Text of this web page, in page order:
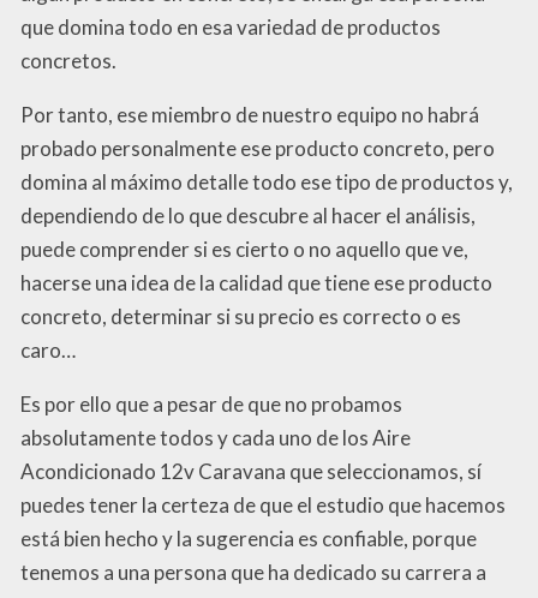
que domina todo en esa variedad de productos
concretos.
Por tanto, ese miembro de nuestro equipo no habrá
probado personalmente ese producto concreto, pero
domina al máximo detalle todo ese tipo de productos y,
dependiendo de lo que descubre al hacer el análisis,
puede comprender si es cierto o no aquello que ve,
hacerse una idea de la calidad que tiene ese producto
concreto, determinar si su precio es correcto o es
caro…
Es por ello que a pesar de que no probamos
absolutamente todos y cada uno de los Aire
Acondicionado 12v Caravana que seleccionamos, sí
puedes tener la certeza de que el estudio que hacemos
está bien hecho y la sugerencia es confiable, porque
tenemos a una persona que ha dedicado su carrera a